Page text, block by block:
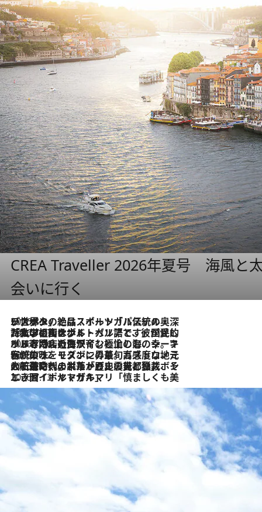
CREA Traveller 2026年夏号 海風と
会いに行く
2026.8.8
リスボンの絶品スイーツ「パステル・デ・ナタ」とは？ポルトガル伝統の奥深い世界へ
2026.7.27
「私の祖国はポルトガル語です」国民的詩人フェルナンド・ペソアと、彼が愛した文学の街を歩く
2026.7.26
ポルトガル近海が育む極上の海の幸。キリリと冷えた白ワインと愉しむ、シーフード専門店の贅沢
2026.7.22
伝統の味をモダンに昇華。高感度な地元客が集う、リスボンの最旬ガストロノミー
2026.7.21
大航海時代の栄華から、震災、独裁、そして革命へ。ポルトガル・首都リスボンの石畳に刻まれた「歴史の光と影」
2026.7.13
エッセイ・ヤマザキマリ「慎ましくも美しき国 ポルトガル」